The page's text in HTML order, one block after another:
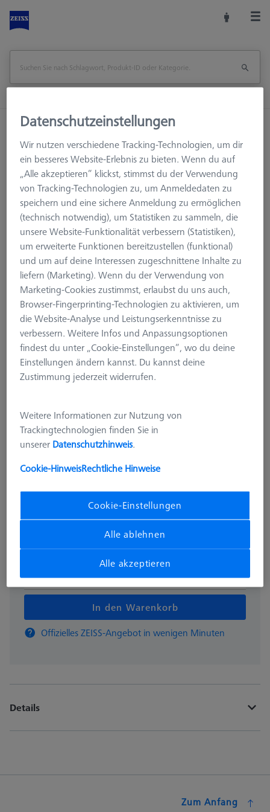
Startseite Maschinenzubehör
KMG Zubehör
Prüfkörper
CALYPSO Multisensor-Check, BasLic, PC
Seite drucken
Übersicht
CALYPSO Multisensor-Check,
BasLic, PC
626001-0830-020
1.463,00 €
Stk
In den Warenkorb
Offizielles ZEISS-Angebot in wenigen Minuten
Details
Zum Anfang
Datenschutzeinstellungen
Wir nutzen verschiedene Tracking-Technologien, um dir
ein besseres Website-Erlebnis zu bieten. Wenn du auf
„Alle akzeptieren“ klickst, stimmst du der Verwendung
von Tracking-Technologien zu, um Anmeldedaten zu
speichern und eine sichere Anmeldung zu ermöglichen
(technisch notwendig), um Statistiken zu sammeln, die
unsere Website-Funktionalität verbessern (Statistiken),
um erweiterte Funktionen bereitzustellen (funktional)
und um auf deine Interessen zugeschnittene Inhalte zu
liefern (Marketing). Wenn du der Verwendung von
Marketing-Cookies zustimmst, erlaubst du uns auch,
Browser-Fingerprinting-Technologien zu aktivieren, um
die Website-Analyse und Leistungserkenntnisse zu
verbessern. Weitere Infos und Anpassungsoptionen
findest du unter „Cookie-Einstellungen“, wo du deine
Einstellungen ändern kannst. Du kannst deine
Zustimmung jederzeit widerrufen.
Weitere Informationen zur Nutzung von
Trackingtechnologien finden Sie in
unserer Datenschutzhinweis.
Cookie-HinweisRechtliche Hinweise
Cookie-Einstellungen
Alle ablehnen
Alle akzeptieren